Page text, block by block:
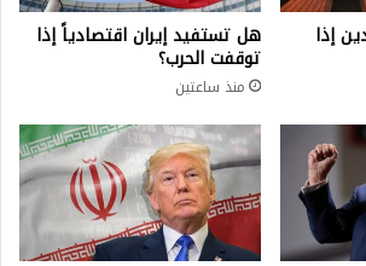
إذا هل تستفيد إيران اقتصادياً إذا
توقفت الحرب؟
منذ ساعتين